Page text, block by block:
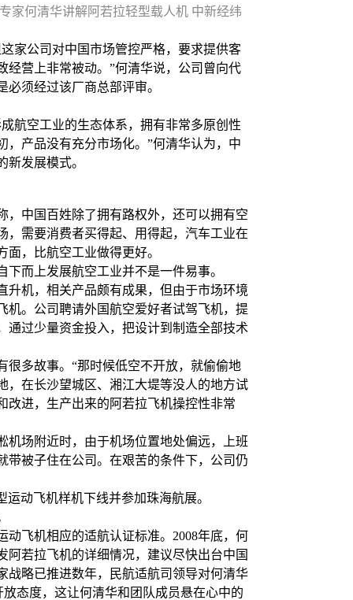
家何清华讲解阿若拉轻型载人机 中新经纬
公司对中国市场管控严格，要求提供客
经营上非常被动。”何清华说，公司曾向代
须经过该厂商总部评审。
空工业的生态体系，拥有非常多原创性
产品没有充分市场化。”何清华认为，中
新发展模式。
中国百姓除了拥有路权外，还可以拥有空
，需要消费者买得起、用得起，汽车工业在
，比航空工业做得更好。
而上发展航空工业并不是一件易事。
机，相关产品颇有成果，但由于市场环境
机。公司聘请外国航空爱好者试驾飞机，提
通过少量资金投入，把设计到制造全部技术
多故事。“那时候低空不开放，就偷偷地
，在长沙望城区、湘江大堤等没人的地方试
改进，生产出来的阿若拉飞机操控性非常
场附近时，由于机场位置地处偏远，上班
带被子住在公司。在艰苦的条件下，公司仍
动飞机样机下线并参加珠海航展。
飞机相应的适航认证标准。2008年底，何
若拉飞机的详细情况，建议尽快出台中国
战略已推进数年，民航适航司领导对何清华
态度，这让何清华和团队成员悬在心中的